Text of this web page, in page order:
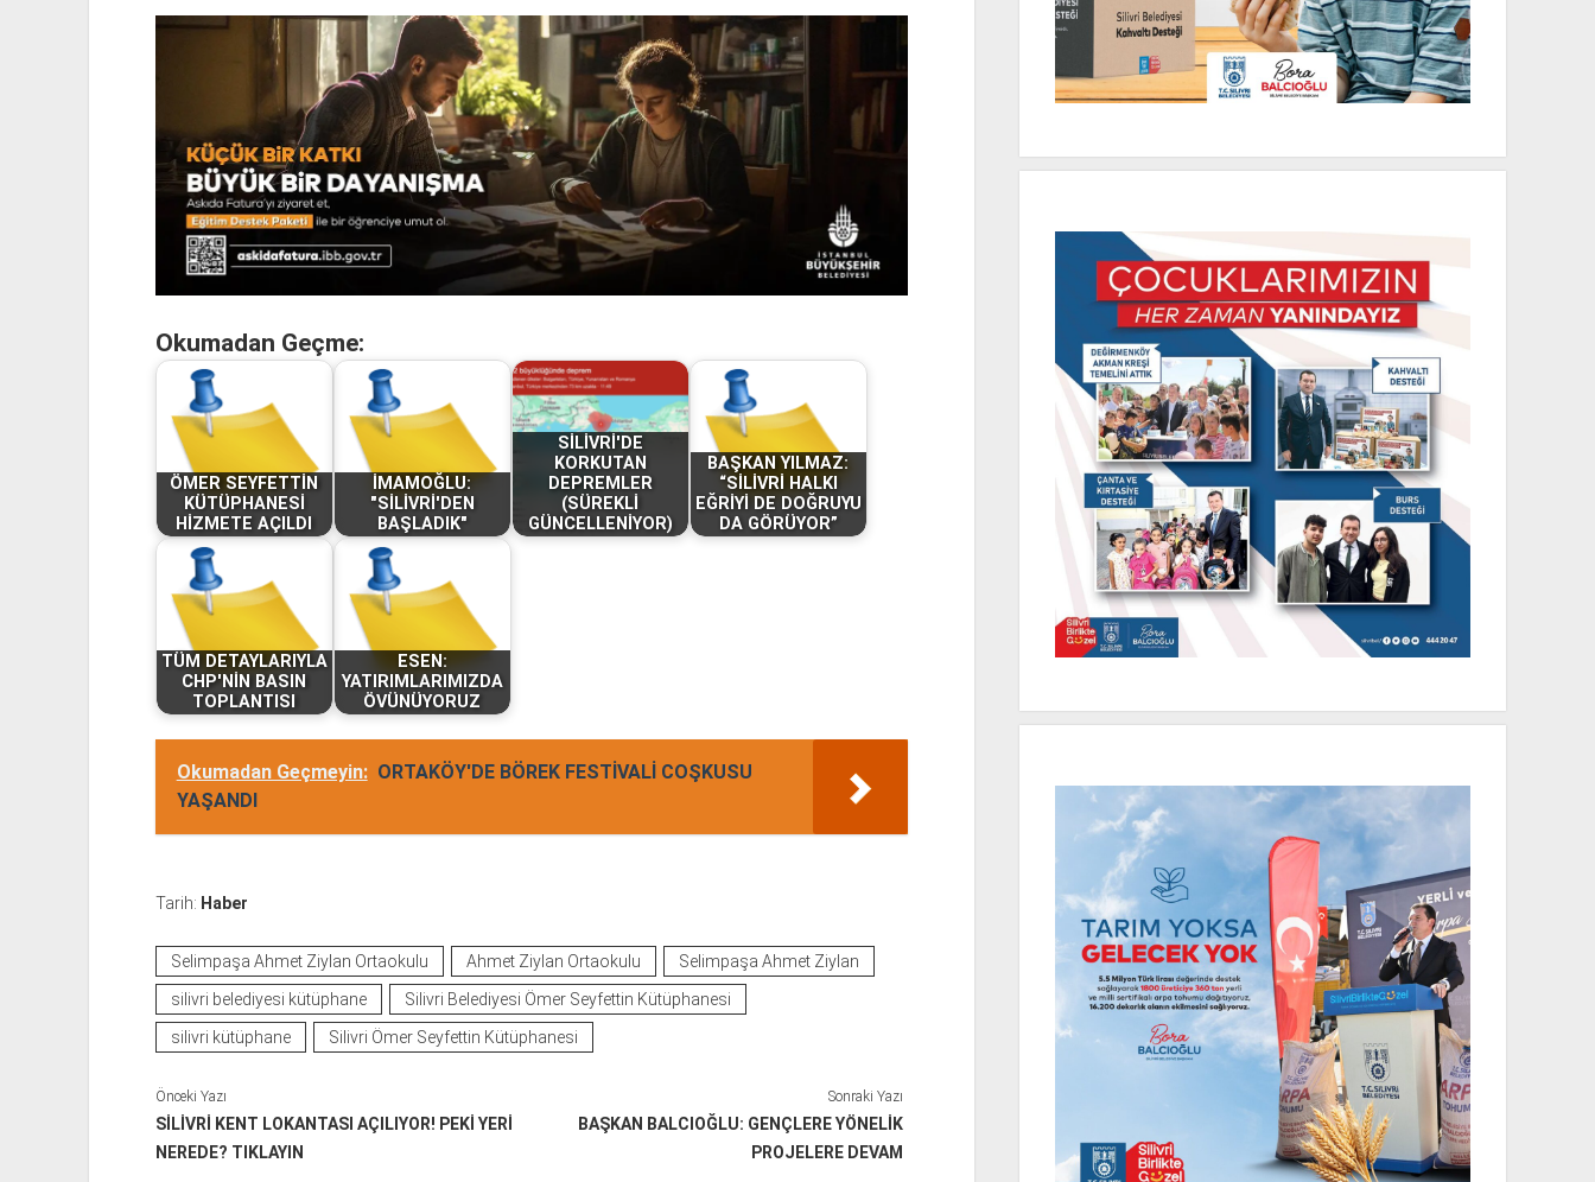
Okumadan Geçme:
ÖMER SEYFETTİN
KÜTÜPHANESİ
HİZMETE AÇILDI
İMAMOĞLU:
"SİLİVRİ'DEN
BAŞLADIK"
SİLİVRİ'DE
KORKUTAN
DEPREMLER
(SÜREKLİ
GÜNCELLENİYOR)
BAŞKAN YILMAZ:
“SİLİVRİ HALKI
EĞRİYİ DE DOĞRUYU
DA GÖRÜYOR”
TÜM DETAYLARIYLA
CHP'NİN BASIN
TOPLANTISI
ESEN:
YATIRIMLARIMIZDA
ÖVÜNÜYORUZ
Okumadan Geçmeyin: ORTAKÖY'DE BÖREK FESTİVALİ COŞKUSU
YAŞANDI
Tarih: Haber
Selimpaşa Ahmet Ziylan Ortaokulu Ahmet Ziylan Ortaokulu
Selimpaşa Ahmet Ziylan
silivri belediyesi kütüphane
Silivri Belediyesi Ömer Seyfettin Kütüphanesi
silivri kütüphane
Silivri Ömer Seyfettin Kütüphanesi
Önceki Yazı
SİLİVRİ KENT LOKANTASI AÇILIYOR! PEKİ YERİ
NEREDE? TIKLAYIN
Sonraki Yazı
BAŞKAN BALCIOĞLU: GENÇLERE YÖNELİK
PROJELERE DEVAM